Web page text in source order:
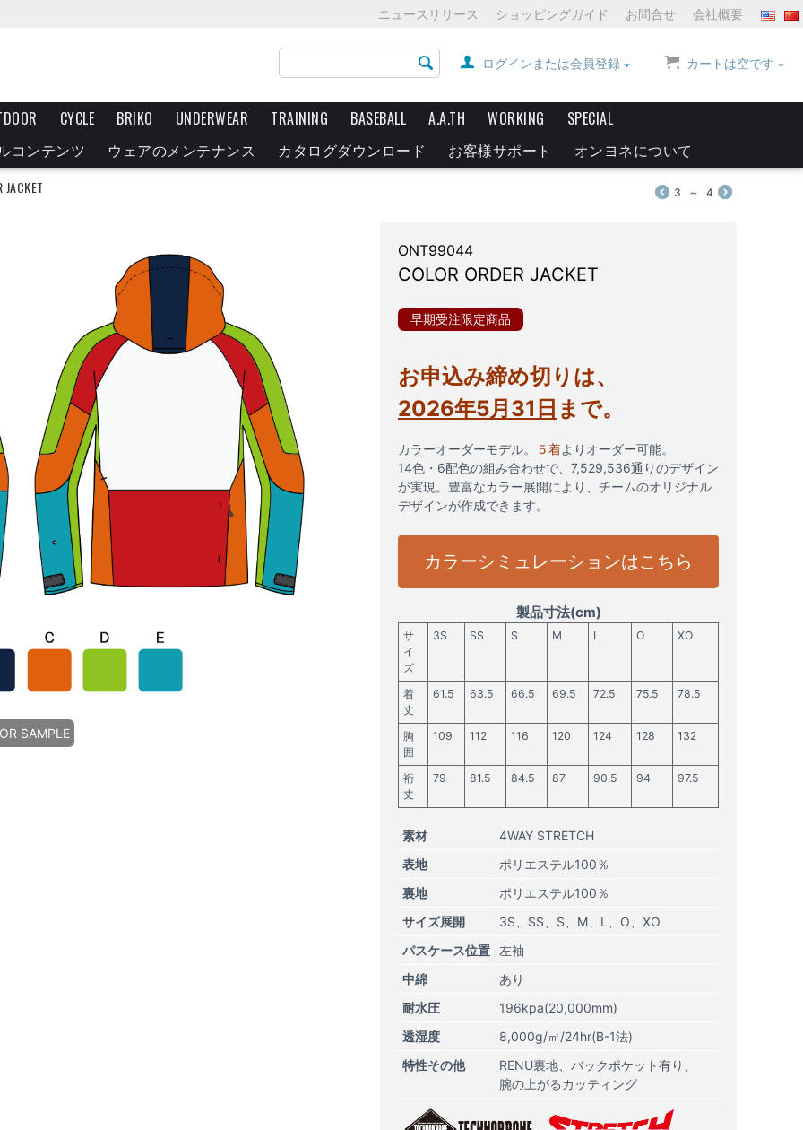
ニュースリリース ショッピングガイド お問合せ 会社概要
カートは空です
ログインまたは会員登録
CYCLE BRIKO UNDERWEAR TRAINING BASEBALL A.A.TH WORKING
SPECIAL
コンテンツ
ウェアのメンテナンス カタログダウンロード お客様サポート オンヨネについて
JACKET 3 ～ 4
SAMPLE
ONT99044
COLOR ORDER JACKET
早期受注限定商品
お申込み締め切りは、
2026年5月31日 まで。
カラーオーダーモデル。 ５着よりオーダー可能。
14色・6配色の組み合わせで、7,529,536通りのデザイン
が実現。豊富なカラー展開により、チームのオリジナル
デザインが作成できます。
カラーシミュレーションはこちら
製品寸法(cm)
サ
イ
ズ
3S SS S M L O XO
着
丈
61.5 63.5 66.5 69.5 72.5 75.5 78.5
胸
囲
109 112 116 120 124 128 132
裄
丈
79 81.5 84.5 87 90.5 94 97.5
素材
4WAY STRETCH
表地
ポリエステル100％
裏地
ポリエステル100％
サイズ展開
3S SS S M L O
XO
パスケース位置
左袖
中綿
あり
耐水圧
196kpa(20,000mm)
透湿度
8,000g/㎡/24hr(B-1法)
特性その他
RENU裏地
バックポケット有り
腕の上がるカッティング